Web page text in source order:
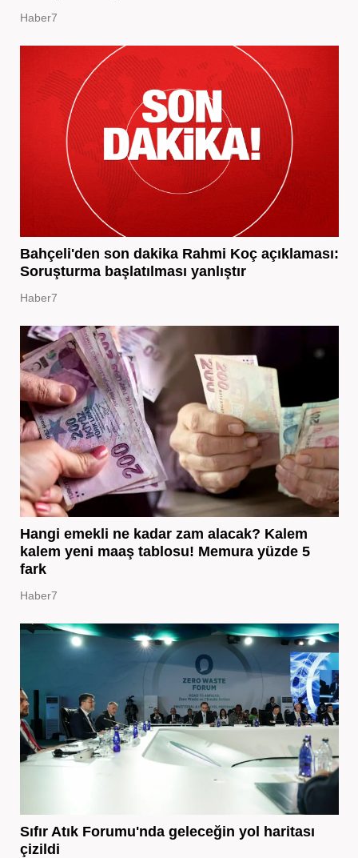
Haber7
Bahçeli'den son dakika Rahmi Koç açıklaması:
Soruşturma başlatılması yanlıştır
Haber7
Hangi emekli ne kadar zam alacak? Kalem
kalem yeni maaş tablosu! Memura yüzde 5
fark
Haber7
Sıfır Atık Forumu'nda geleceğin yol haritası
çizildi